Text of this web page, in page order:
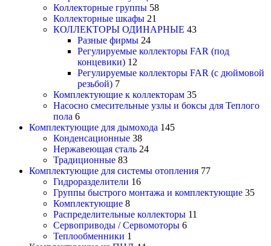
Коллекторные группы 58
Коллекторные шкафы 21
КОЛЛЕКТОРЫ ОДИНАРНЫЕ 43
Разные фирмы 24
Регулируемые коллекторы FAR (под
концевики) 12
Регулируемые коллекторы FAR (с дюймовой
резьбой) 7
Комплектующие к коллекторам 35
Насосно смесительные узлы и боксы для Теплого
пола 6
Комплектующие для дымохода 145
Конденсационные 38
Нержавеющая сталь 24
Традиционные 83
Комплектующие для системы отопления 77
Гидроразделители 16
Группы быстрого монтажа и комплектующие 35
Комплектующие 8
Распределительные коллекторы 11
Сервоприводы / Сервомоторы 6
Теплообменники 1